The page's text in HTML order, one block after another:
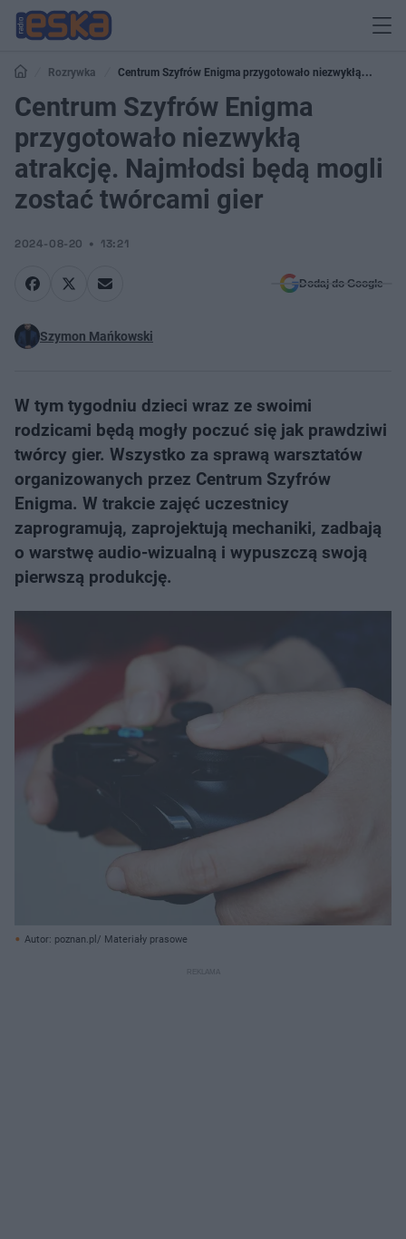
Rozrywka
Centrum Szyfrów Enigma przygotowało niezwykłą
atrakcję. Najmłodsi będą mogli zostać twórcami gier
Centrum Szyfrów Enigma
przygotowało niezwykłą
atrakcję. Najmłodsi będą mogli
zostać twórcami gier
2024-08-20 13:21
Dodaj do Google
Szymon Mańkowski
W tym tygodniu dzieci wraz ze swoimi
rodzicami będą mogły poczuć się jak prawdziwi
twórcy gier. Wszystko za sprawą warsztatów
organizowanych przez Centrum Szyfrów
Enigma. W trakcie zajęć uczestnicy
zaprogramują, zaprojektują mechaniki, zadbają
o warstwę audio-wizualną i wypuszczą swoją
pierwszą produkcję.
Autor: poznan.pl/ Materiały prasowe